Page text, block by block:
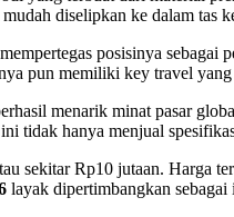
diselipkan ke dalam tas
posisinya
pun memiliki key travel
menarik minat pasar
tidak hanya menjual
sekitar Rp10 jutaan. Harga
layak dipertimbangkan